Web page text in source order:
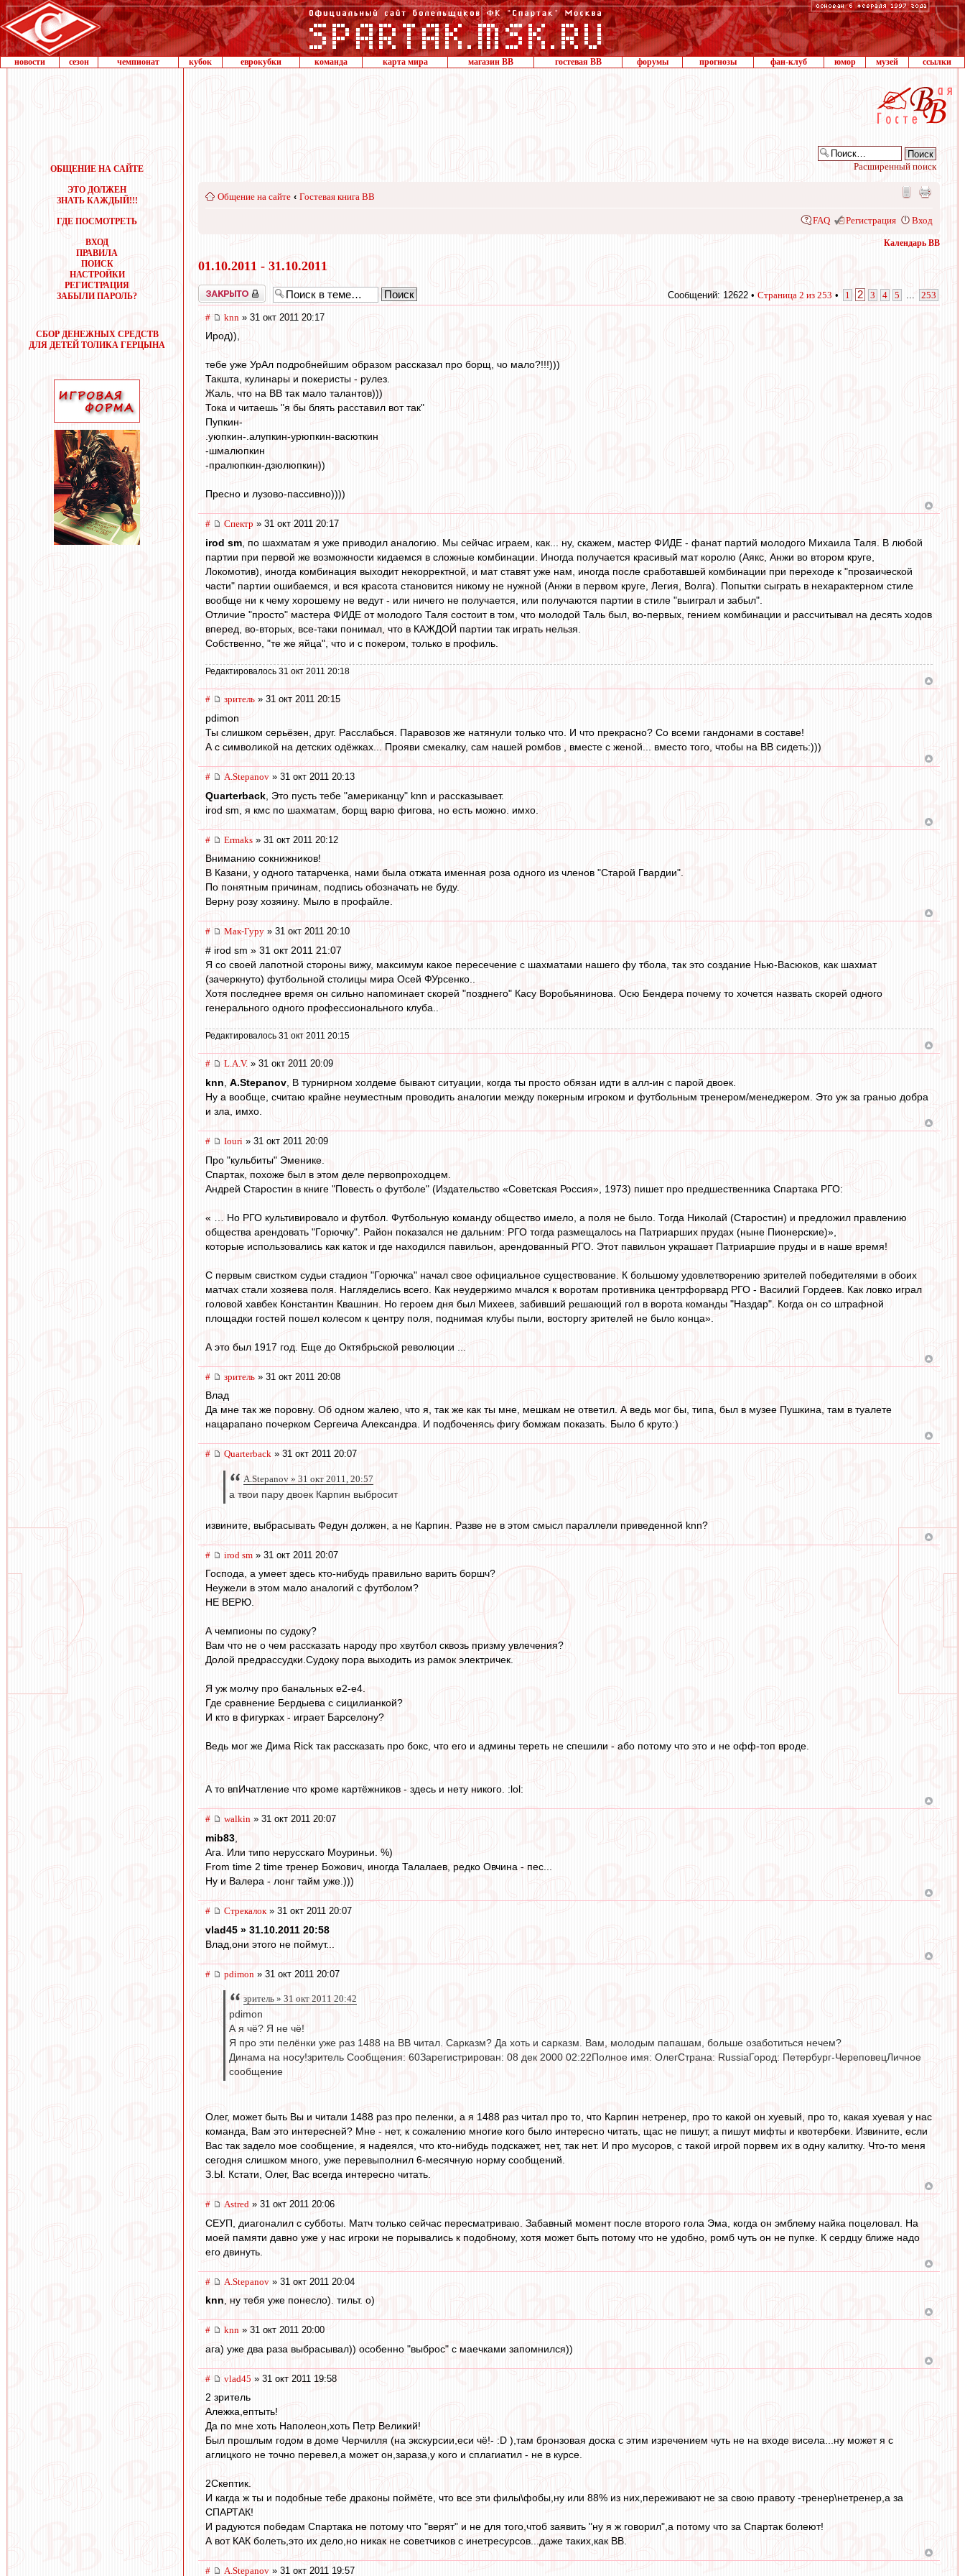
новости сезон чемпионат кубок еврокубки команда карта мира магазин ВВ гостевая ВВ форумы прогнозы фан-клуб юмор музей ссылки
ОБЩЕНИЕ НА САЙТЕ
ЭТО ДОЛЖЕН
ЗНАТЬ КАЖДЫЙ!!!
ГДЕ ПОСМОТРЕТЬ
ВХОД
ПРАВИЛА
ПОИСК
НАСТРОЙКИ
РЕГИСТРАЦИЯ
ЗАБЫЛИ ПАРОЛЬ?
СБОР ДЕНЕЖНЫХ СРЕДСТВ
ДЛЯ ДЕТЕЙ ТОЛИКА ГЕРЦЫНА
Расширенный поиск
Общение на сайте ‹ Гостевая книга ВВ
FAQ Регистрация Вход
Календарь ВВ
01.10.2011 - 31.10.2011
Закрыто Сообщений: 12622 • Страница 2 из 253 • 1 2 3 4 5 253
# knn » 31 окт 2011 20:17
Ирод)),
тебе уже УрАл подробнейшим образом рассказал про борщ, чо мало?!!!)))
Такшта, кулинары и покеристы - рулез.
Жаль, что на ВВ так мало талантов)))
Тока и читаешь "я бы блять расставил вот так"
Пупкин-
.уюпкин-.алупкин-урюпкин-васюткин
-шмалюпкин
-пралюпкин-дзюлюпкин))
Пресно и лузово-пассивно))))
# Спектр » 31 окт 2011 20:17
irod sm , по шахматам я уже приводил аналогию. Мы сейчас играем, как... ну, скажем, мастер ФИДЕ - фанат партий молодого Михаила Таля. В любой
партии при первой же возможности кидаемся в сложные комбинации. Иногда получается красивый мат королю (Аякс, Анжи во втором круге,
Локомотив), иногда комбинация выходит некорректной, и мат ставят уже нам, иногда после сработавшей комбинации при переходе к "прозаической
части" партии ошибаемся, и вся красота становится никому не нужной (Анжи в первом круге, Легия, Волга). Попытки сыграть в нехарактерном стиле
вообще ни к чему хорошему не ведут - или ничего не получается, или получаются партии в стиле "выиграл и забыл".
Отличие "просто" мастера ФИДЕ от молодого Таля состоит в том, что молодой Таль был, во-первых, гением комбинации и рассчитывал на десять ходов
вперед, во-вторых, все-таки понимал, что в КАЖДОЙ партии так играть нельзя.
Собственно, "те же яйца", что и с покером, только в профиль.
Редактировалось 31 окт 2011 20:18
# зpитель » 31 окт 2011 20:15
pdimon
Ты слишком серьёзен, друг. Расслабься. Паравозов же натянули только что. И что прекрасно? Со всеми гандонами в составе!
А с символикой на детских одёжках... Прояви смекалку, сам нашей ромбов , вместе с женой... вместо того, чтобы на ВВ сидеть:)))
# A.Stepanov » 31 окт 2011 20:13
Quarterback , Это пусть тебе "американцу" knn и рассказывает.
irod sm, я кмс по шахматам, борщ варю фигова, но есть можно. имхо.
# Ermaks » 31 окт 2011 20:12
Вниманию сокнижников!
В Казани, у одного татарченка, нами была отжата именная роза одного из членов "Старой Гвардии".
По понятным причинам, подпись обозначать не буду.
Верну розу хозяину. Мыло в профайле.
# Мак-Гуру » 31 окт 2011 20:10
# irod sm » 31 окт 2011 21:07
Я со своей лапотной стороны вижу, максимум какое пересечение с шахматами нашего фу тбола, так это создание Нью-Васюков, как шахмат
(зачеркнуто) футбольной столицы мира Осей ФУрсенко..
Хотя последнее время он сильно напоминает скорей "позднего" Касу Воробьянинова. Осю Бендера почему то хочется назвать скорей одного
генерального одного профессионального клуба..
Редактировалось 31 окт 2011 20:15
# L.А.V. » 31 окт 2011 20:09
knn A.Stepanov , В турнирном холдеме бывают ситуации, когда ты просто обязан идти в алл-ин с парой двоек.
Ну а вообще, считаю крайне неуместным проводить аналогии между покерным игроком и футбольным тренером/менеджером. Это уж за гранью добра
и зла, имхо.
# Iouri » 31 окт 2011 20:09
Про "кульбиты" Эменике.
Спартак, похоже был в этом деле первопроходцем.
Андрей Старостин в книге "Повесть о футболе" (Издательство «Советская Россия», 1973) пишет про предшественника Спартака РГО:
« … Но РГО культивировало и футбол. Футбольную команду общество имело, а поля не было. Тогда Николай (Старостин) и предложил правлению
общества арендовать "Горючку". Район показался не дальним: РГО тогда размещалось на Патриарших прудах (ныне Пионерские)»,
которые использовались как каток и где находился павильон, арендованный РГО. Этот павильон украшает Патриаршие пруды и в наше время!
С первым свистком судьи стадион "Горючка" начал свое официальное существование. К большому удовлетворению зрителей победителями в обоих
матчах стали хозяева поля. Нагляделись всего. Как неудержимо мчался к воротам противника центрфорвард РГО - Василий Гордеев. Как ловко играл
головой хавбек Константин Квашнин. Но героем дня был Михеев, забивший решающий гол в ворота команды "Наздар". Когда он со штрафной
площадки гостей пошел колесом к центру поля, поднимая клубы пыли, восторгу зрителей не было конца».
А это был 1917 год. Еще до Октябрьской революции ...
# зpитель » 31 окт 2011 20:08
Влад
Да мне так же поровну. Об одном жалею, что я, так же как ты мне, мешкам не ответил. А ведь мог бы, типа, был в музее Пушкина, там в туалете
нацарапано почерком Сергеича Александра. И подбоченясь фигу бомжам показать. Было б круто:)
# Quarterback » 31 окт 2011 20:07
A.Stepanov » 31 окт 2011, 20:57
а твои пару двоек Карпин выбросит
извините, выбрасывать Федун должен, а не Карпин. Разве не в этом смысл параллели приведенной knn?
# irod sm » 31 окт 2011 20:07
Господа, а умеет здесь кто-нибудь правильно варить боршч?
Неужели в этом мало аналогий с футболом?
НЕ ВЕРЮ.
А чемпионы по судоку?
Вам что не о чем рассказать народу про хвутбол сквозь призму увлечения?
Долой предрассудки.Судоку пора выходить из рамок электричек.
Я уж молчу про банальных е2-е4.
Где сравнение Бердыева с сицилианкой?
И кто в фигурках - играет Барселону?
Ведь мог же Дима Rick так рассказать про бокс, что его и админы тереть не спешили - або потому что это и не офф-топ вроде.
А то впИчатление что кроме картёжников - здесь и нету никого. :lol:
# walkin » 31 окт 2011 20:07
mib83
Ага. Или типо нерусскаго Моуриньи. %)
From time 2 time тренер Божович, иногда Талалаев, редко Овчина - пес...
Ну и Валера - лонг тайм уже.)))
# Стрекалок » 31 окт 2011 20:07
vlad45 » 31.10.2011 20:58
Влад,они этого не поймут...
# pdimon » 31 окт 2011 20:07
зpитель » 31 окт 2011 20:42
pdimon
А я чё? Я не чё!
Я про эти пелёнки уже раз 1488 на ВВ читал. Сарказм? Да хоть и сарказм. Вам, молодым папашам, больше озаботиться нечем?
Динама на носу!зpитель Сообщения: 60Зарегистрирован: 08 дек 2000 02:22Полное имя: ОлегСтрана: RussiaГород: Петербург-ЧереповецЛичное
сообщение
Олег, может быть Вы и читали 1488 раз про пеленки, а я 1488 раз читал про то, что Карпин нетренер, про то какой он хуевый, про то, какая хуевая у нас
команда, Вам это интересней? Мне - нет, к сожалению многие кого было интересно читать, щас не пишут, а пишут мифты и квотербеки. Извините, если
Вас так задело мое сообщение, я надеялся, что кто-нибудь подскажет, нет, так нет. И про мусоров, с такой игрой порвем их в одну калитку. Что-то меня
сегодня слишком много, уже перевыполнил 6-месячную норму сообщений.
З.Ы. Кстати, Олег, Вас всегда интересно читать.
# Astred » 31 окт 2011 20:06
СЕУП, диагоналил с субботы. Матч только сейчас пересматриваю. Забавный момент после второго гола Эма, когда он эмблему найка поцеловал. На
моей памяти давно уже у нас игроки не порывались к подобному, хотя может быть потому что не удобно, ромб чуть он не пупке. К сердцу ближе надо
его двинуть.
# A.Stepanov » 31 окт 2011 20:04
knn, ну тебя уже понесло). тильт. о)
# knn » 31 окт 2011 20:00
ага) уже два раза выбрасывал)) особенно "выброс" с маечками запомнился))
# vlad45 » 31 окт 2011 19:58
2 зpитель
Алежка,ептыть!
Да по мне хоть Наполеон,хоть Петр Великий!
Был прошлым годом в доме Черчилля (на экскурсии,еси чё!- :D ),там бронзовая доска с этим изречением чуть не на входе висела...ну может я с
аглицкого не точно перевел,а может он,зараза,у кого и сплагиатил - не в курсе.
2Скептик.
И кагда ж ты и подобные тебе драконы поймёте, что все эти филы\фобы,ну или 88% из них,переживают не за свою правоту -тренер\нетренер,а за
СПАРТАК!
И радуются победам Спартака не потому что "верят" и не для того,чтоб заявить "ну я ж говорил",а потому что за Спартак болеют!
А вот КАК болеть,это их дело,но никак не советчиков с инетресурсов...даже таких,как ВВ.
# A.Stepanov » 31 окт 2011 19:57